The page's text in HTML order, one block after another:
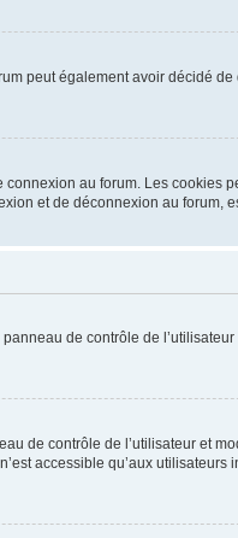
peut également avoir décidé
au forum. Les cookies
et de déconnexion au forum,
de contrôle de
de contrôle de l’utilisateur et
accessible qu’aux utilisateurs